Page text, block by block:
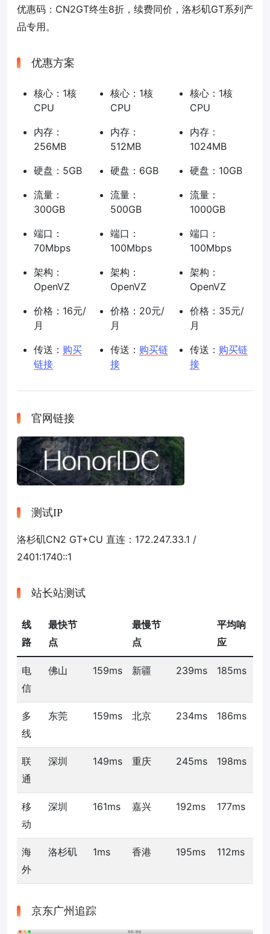
优惠码： CN2GT终生8折，续费同价，洛杉矶GT系列产
品专用。
优惠方案
核心：1核
CPU
内存：
256MB
硬盘：5GB
流量：
300GB
端口：
70Mbps
架构：
OpenVZ
价格：16元/
月
传送： 购买
链接
核心：1核
CPU
内存：
512MB
硬盘：6GB
流量：
500GB
端口：
100Mbps
架构：
OpenVZ
价格：20元/
月
传送： 购买链
接
核心：1核
CPU
内存：
1024MB
硬盘：10GB
流量：
1000GB
端口：
100Mbps
架构：
OpenVZ
价格：35元/
月
传送： 购买链
接
官网链接
测试IP
洛杉矶CN2 GT+CU 直连：172.247.33.1 /
2401:1740::1
站长站测试
线
路
最快节
点
最慢节
点
平均响
应
电
信
佛山 159ms 新疆 239ms 185ms
多
线
东莞 159ms 北京 234ms 186ms
联
通
深圳 149ms 重庆 245ms 198ms
移
动
深圳 161ms 嘉兴 192ms 177ms
海
外
洛杉矶 1ms 香港 195ms 112ms
京东广州追踪